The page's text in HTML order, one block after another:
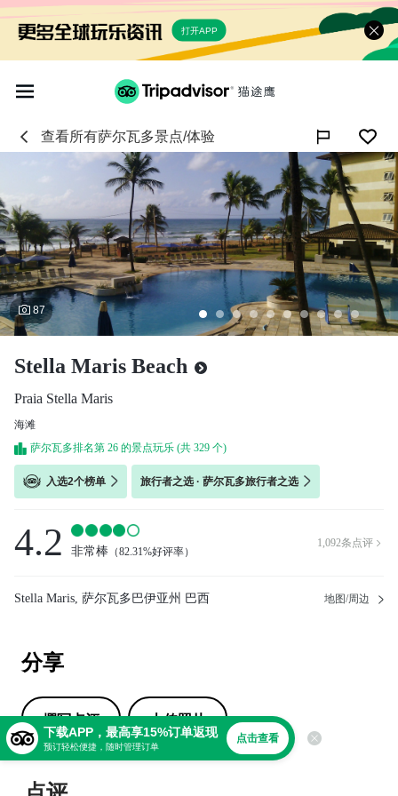
打开APP
查看所有萨尔瓦多景点/体验
 87
Stella Maris Beach
Praia Stella Maris
海滩
萨尔瓦多排名第 26 的景点玩乐 (共 329 个)
入选2个榜单 旅行者之选 · 萨尔瓦多旅行者之选
4.2 非常棒 （82.31%好评率）
1,092条点评 
Stella Maris, 萨尔瓦多巴伊亚州 巴西 地图/周边
分享
撰写点评 上传照片
下载APP，最高享15%订单返现
预订轻松便捷，随时管理订单
点击查看